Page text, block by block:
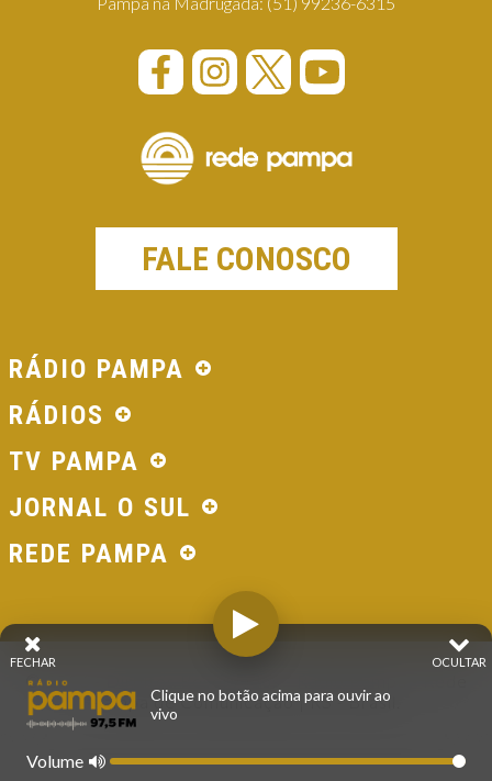
FALE CONOSCO
RÁDIO PAMPA
RÁDIOS
TV PAMPA
JORNAL O SUL
REDE PAMPA
© 2026 - Direitos Reservados - Rádio Pampa - Rede
Pampa de Comunicação | RS - Brasil.
OCULTAR
FECHAR
Clique no botão acima para ouvir ao
vivo
Volume